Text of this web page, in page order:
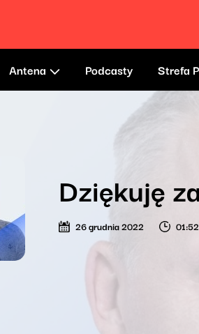
Antena Podcasty Strefa
Dziękuję
26 grudnia 2022